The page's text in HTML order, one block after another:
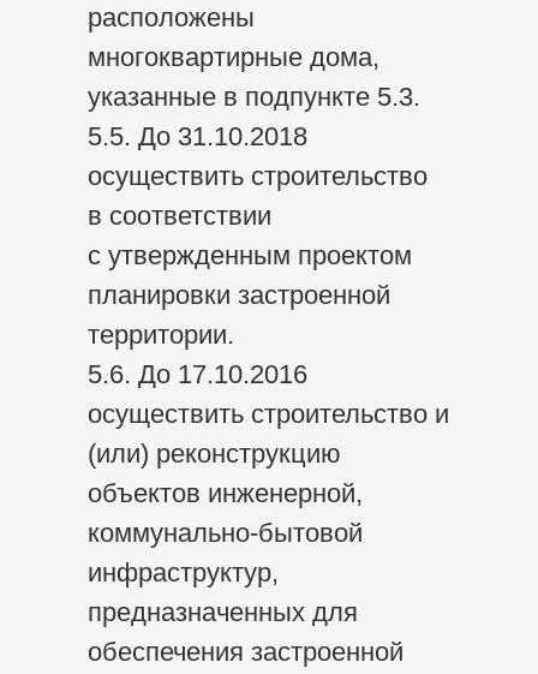
расположены
многоквартирные дома,
указанные в подпункте 5.3.
5.5. До 31.10.2018
осуществить строительство
в соответствии
с утвержденным проектом
планировки застроенной
территории.
5.6. До 17.10.2016
осуществить строительство и
(или) реконструкцию
объектов инженерной,
коммунально-бытовой
инфраструктур,
предназначенных для
обеспечения застроенной